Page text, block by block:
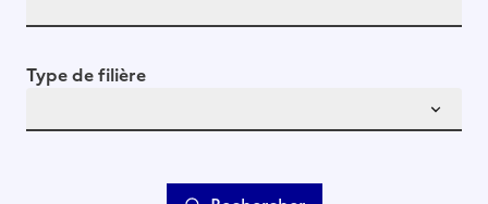
Type de filière